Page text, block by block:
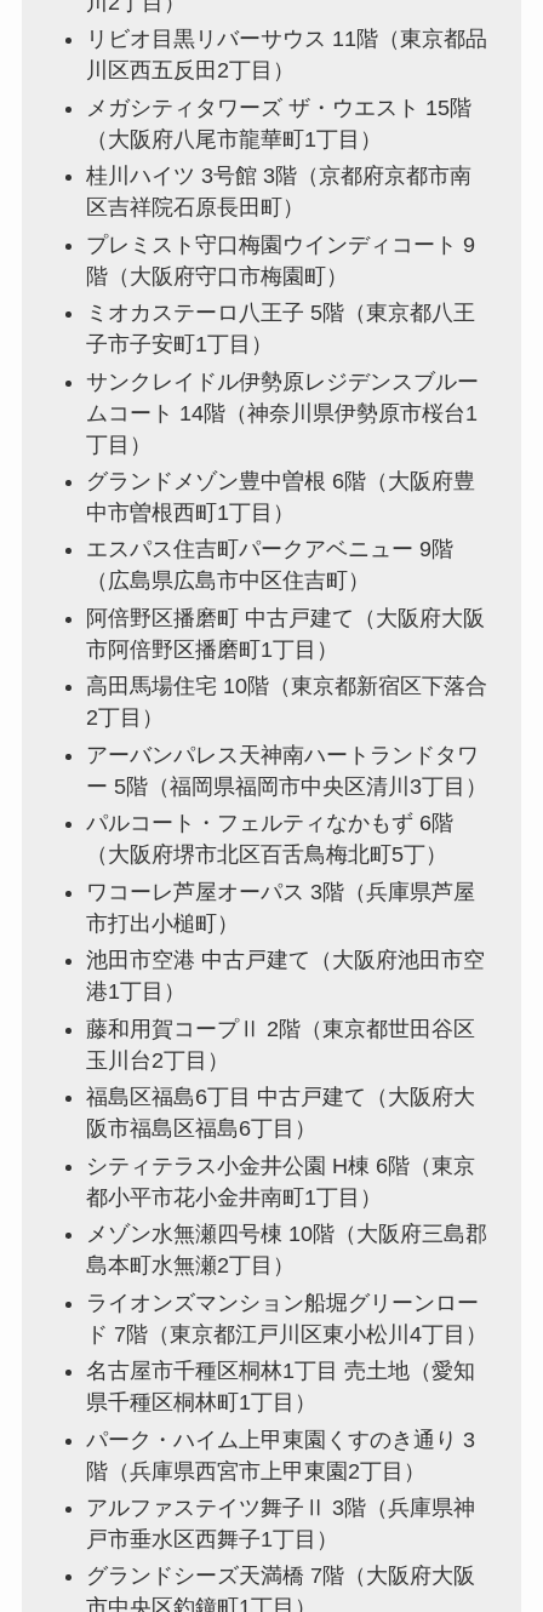
リビオ目黒リバーサウス 11階（東京都品
川区西五反田2丁目）
メガシティタワーズ ザ・ウエスト 15階
（大阪府八尾市龍華町1丁目）
桂川ハイツ 3号館 3階（京都府京都市南
区吉祥院石原長田町）
プレミスト守口梅園ウインディコート 9
階（大阪府守口市梅園町）
ミオカステーロ八王子 5階（東京都八王
子市子安町1丁目）
サンクレイドル伊勢原レジデンスブルー
ムコート 14階（神奈川県伊勢原市桜台1
丁目）
グランドメゾン豊中曽根 6階（大阪府豊
中市曽根西町1丁目）
エスパス住吉町パークアベニュー 9階
（広島県広島市中区住吉町）
阿倍野区播磨町 中古戸建て（大阪府大阪
市阿倍野区播磨町1丁目）
高田馬場住宅 10階（東京都新宿区下落合
2丁目）
アーバンパレス天神南ハートランドタワ
ー 5階（福岡県福岡市中央区清川3丁目）
パルコート・フェルティなかもず 6階
（大阪府堺市北区百舌鳥梅北町5丁）
ワコーレ芦屋オーパス 3階（兵庫県芦屋
市打出小槌町）
池田市空港 中古戸建て（大阪府池田市空
港1丁目）
藤和用賀コープⅡ 2階（東京都世田谷区
玉川台2丁目）
福島区福島6丁目 中古戸建て（大阪府大
阪市福島区福島6丁目）
シティテラス小金井公園 H棟 6階（東京
都小平市花小金井南町1丁目）
メゾン水無瀬四号棟 10階（大阪府三島郡
島本町水無瀬2丁目）
ライオンズマンション船堀グリーンロー
ド 7階（東京都江戸川区東小松川4丁目）
名古屋市千種区桐林1丁目 売土地（愛知
県千種区桐林町1丁目）
パーク・ハイム上甲東園くすのき通り 3
階（兵庫県西宮市上甲東園2丁目）
アルファステイツ舞子Ⅱ 3階（兵庫県神
戸市垂水区西舞子1丁目）
グランドシーズ天満橋 7階（大阪府大阪